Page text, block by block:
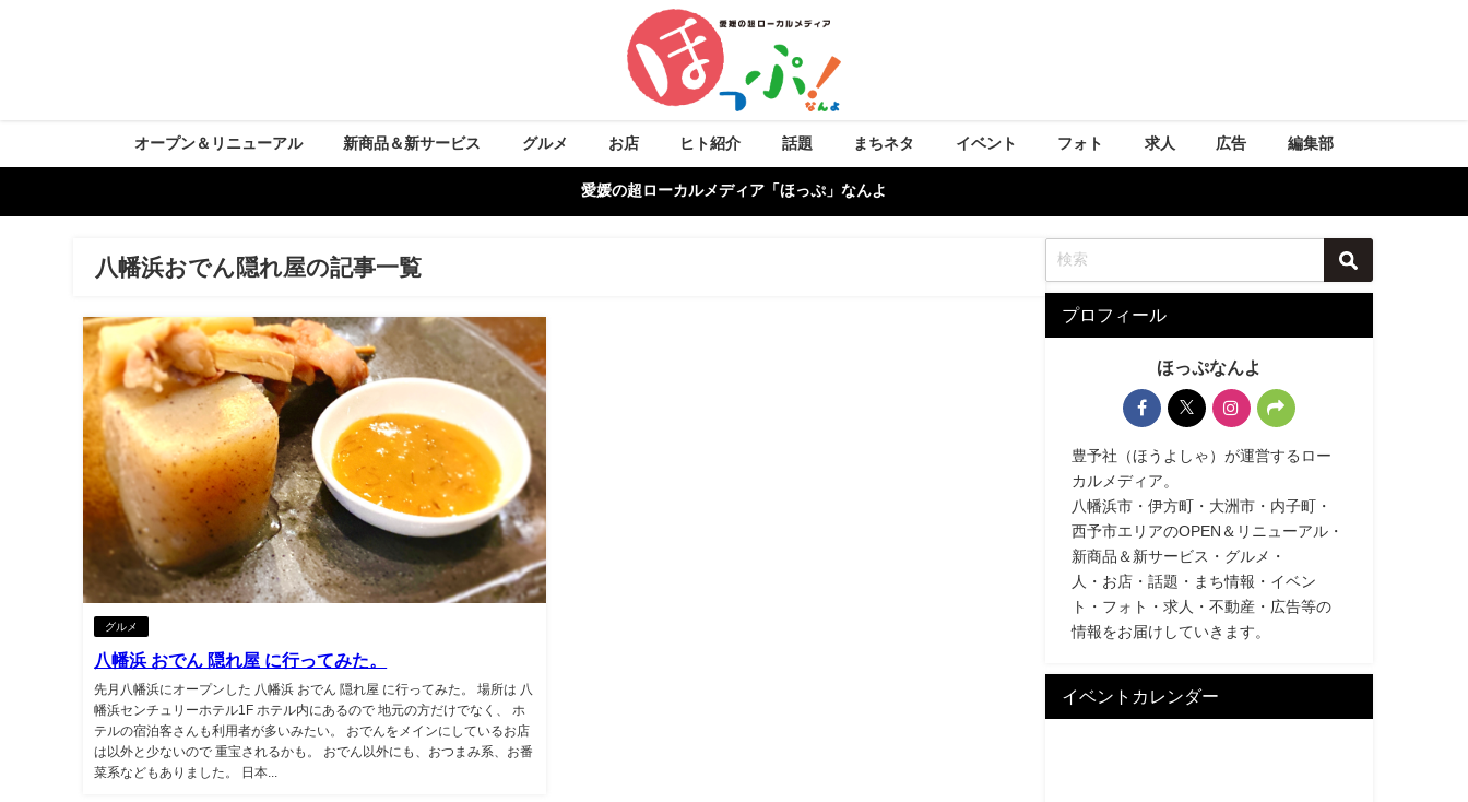
オープン＆リニューアル 新商品＆新サービス グルメ お店 ヒト紹介 話題 まちネタ イベント フォト 求人 広告 編集部
愛媛の超ローカルメディア「ほっぷ」なんよ
八幡浜おでん隠れ屋の記事一覧
グルメ
八幡浜 おでん 隠れ屋 に行ってみた。
先月八幡浜にオープンした 八幡浜 おでん 隠れ屋 に行ってみた。 場所は 八
幡浜センチュリーホテル1F ホテル内にあるので 地元の方だけでなく、 ホ
テルの宿泊客さんも利用者が多いみたい。 おでんをメインにしているお店
は以外と少ないので 重宝されるかも。 おでん以外にも、おつまみ系、お番
菜系などもありました。 日本...
プロフィール
ほっぷなんよ
豊予社（ほうよしゃ）が運営するロー
カルメディア。
八幡浜市・伊方町・大洲市・内子町・
西予市エリアのOPEN＆リニューアル・
新商品＆新サービス・グルメ・
人・お店・話題・まち情報・イベン
ト・フォト・求人・不動産・広告等の
情報をお届けしていきます。
イベントカレンダー